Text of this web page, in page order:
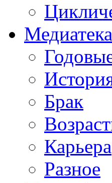
Медиатека
Брак
Карьера
Разное